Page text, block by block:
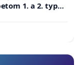
1. a 2. typu